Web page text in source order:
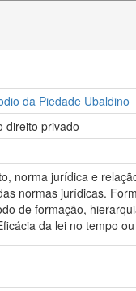
da Piedade Ubaldino
direito privado
norma jurídica e
normas jurídicas.
de formação,
da lei no tempo